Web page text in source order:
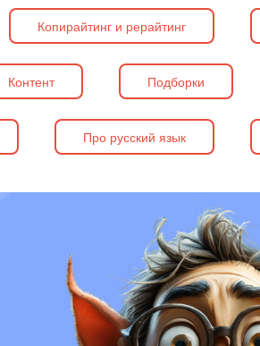
Копирайтинг и рерайтинг
Контент Подборки
Про русский язык